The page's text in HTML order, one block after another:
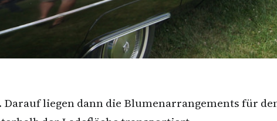
liegen dann die Blumenarrangements für